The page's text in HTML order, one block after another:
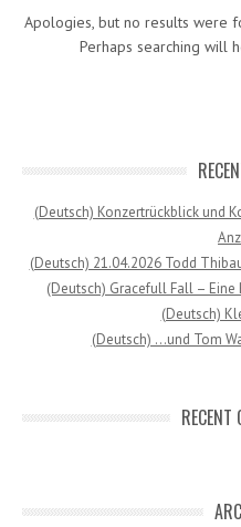
Apologies, but no results were
Perhaps searching will
(Deutsch) Konzertrückblick und
(Deutsch) 21.04.2026 Todd
(Deutsch) Gracefull Fall – Eine
(Deutsch)
(Deutsch) …und Tom
RECENT